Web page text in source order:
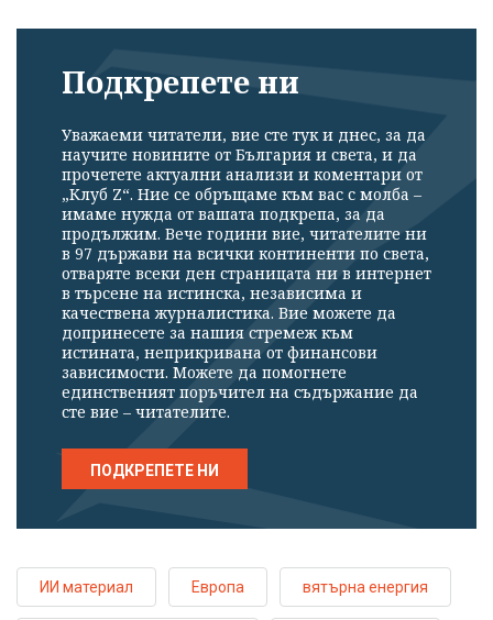
Подкрепете ни
Уважаеми читатели, вие сте тук и днес, за да
научите новините от България и света, и да
прочетете актуални анализи и коментари от
„Клуб Z“. Ние се обръщаме към вас с молба –
имаме нужда от вашата подкрепа, за да
продължим. Вече години вие, читателите ни
в 97 държави на всички континенти по света,
отваряте всеки ден страницата ни в интернет
в търсене на истинска, независима и
качествена журналистика. Вие можете да
допринесете за нашия стремеж към
истината, неприкривана от финансови
зависимости. Можете да помогнете
единственият поръчител на съдържание да
сте вие – читателите.
ПОДКРЕПЕТЕ НИ
ИИ материал Европа вятърна енергия